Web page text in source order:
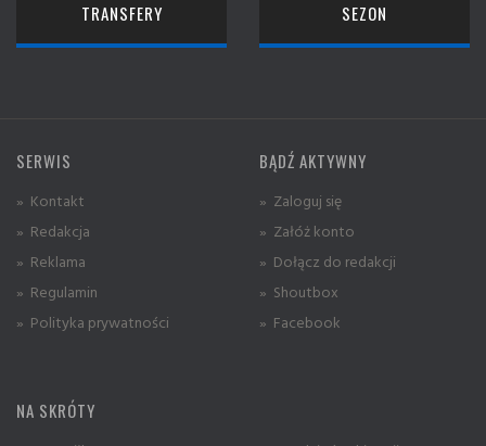
TRANSFERY SEZON
SERWIS
» Kontakt
» Redakcja
» Reklama
» Regulamin
» Polityka prywatności
BĄDŹ AKTYWNY
» Zaloguj się
» Załóż konto
» Dołącz do redakcji
» Shoutbox
» Facebook
NA SKRÓTY